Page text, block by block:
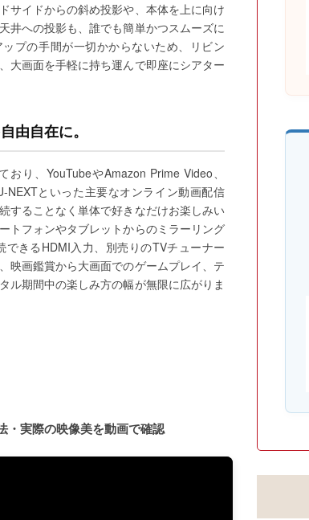
サイドからの斜め投影や、本体を上に向け
井への投影も、誰でも簡単かつスムーズに
プの手間が一切かからないため、リビン
大画面を手軽に持ち運んで即座にシアター
由自在に。
り、YouTubeやAmazon Prime Video、
NEXTといった主要なオンライン動画配信
することなく単体で好きなだけお楽しみい
トフォンやタブレットからのミラーリング
できるHDMI入力、別売りのTVチューナー
映画鑑賞から大画面でのゲームプレイ、テ
ル期間中の楽しみ方の幅が無限に広がりま
・実際の映像美を動画で確認